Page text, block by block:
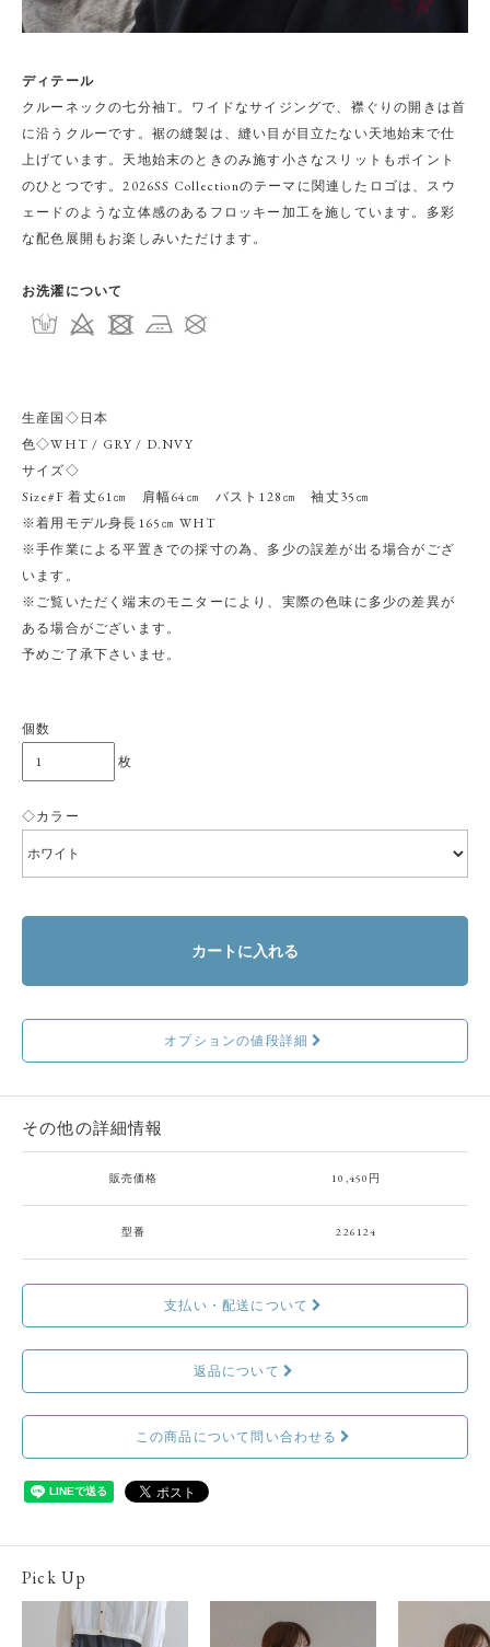
ディテール
クルーネックの七分袖T。ワイドなサイジングで、襟ぐりの開きは首
に沿うクルーです。裾の縫製は、縫い目が目立たない天地始末で仕
上げています。天地始末のときのみ施す小さなスリットもポイント
のひとつです。2026SS Collectionのテーマに関連したロゴは、スウ
ェードのような立体感のあるフロッキー加工を施しています。多彩
な配色展開もお楽しみいただけます。
お洗濯について
生産国◇日本
色◇WHT / GRY / D.NVY
サイズ◇
Size#F 着丈61㎝ 肩幅64㎝ バスト128㎝ 袖丈35㎝
※着用モデル身長165㎝ WHT
※手作業による平置きでの採寸の為、多少の誤差が出る場合がござ
います。
※ご覧いただく端末のモニターにより、実際の色味に多少の差異が
ある場合がございます。
予めご了承下さいませ。
個数
枚
◇カラー
カートに入れる
オプションの値段詳細
その他の詳細情報
販売価格 10,450円
型番 226124
支払い・配送について
返品について
この商品について問い合わせる
Pick Up